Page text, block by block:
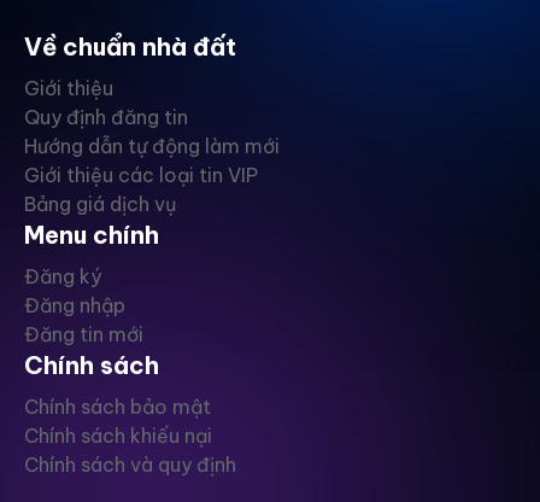
Về chuẩn nhà đất
Giới thiệu
Quy định đăng tin
Hướng dẫn tự động làm mới
Giới thiệu các loại tin VIP
Bảng giá dịch vụ
Menu chính
Đăng ký
Đăng nhập
Đăng tin mới
Chính sách
Chính sách bảo mật
Chính sách khiếu nại
Chính sách và quy định